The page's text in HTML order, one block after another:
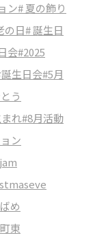
ン# 夏の飾り
の日# 誕生日
会#2025
生日会#5月
う
れ#8月活動
ン
め
東